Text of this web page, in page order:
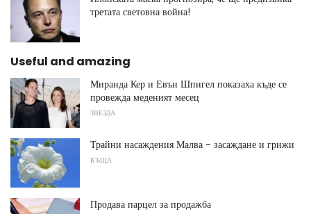
третата световна война!
Useful and amazing
Миранда Кер и Евън Шпигел показаха къде се
провежда меденият месец
ЗВЕЗДА
Трайни насаждения Малва - засаждане и грижи
КЪЩА
Продава парцел за продажба